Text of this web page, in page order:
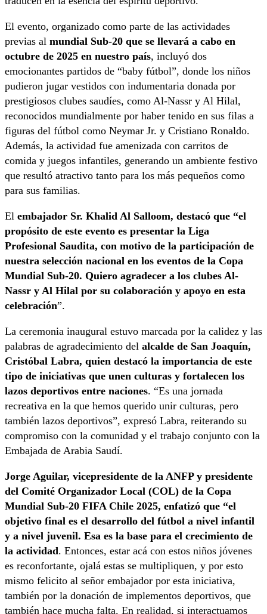
El evento, organizado como parte de las actividades
previas al mundial Sub-20 que se llevará a cabo en
octubre de 2025 en nuestro país, incluyó dos
emocionantes partidos de “baby fútbol”, donde los niños
pudieron jugar vestidos con indumentaria donada por
prestigiosos clubes saudíes, como Al-Nassr y Al Hilal,
reconocidos mundialmente por haber tenido en sus filas a
figuras del fútbol como Neymar Jr. y Cristiano Ronaldo.
Además, la actividad fue amenizada con carritos de
comida y juegos infantiles, generando un ambiente festivo
que resultó atractivo tanto para los más pequeños como
para sus familias.
El embajador Sr. Khalid Al Salloom, destacó que “el
propósito de este evento es presentar la Liga
Profesional Saudita, con motivo de la participación de
nuestra selección nacional en los eventos de la Copa
Mundial Sub-20. Quiero agradecer a los clubes Al-
Nassr y Al Hilal por su colaboración y apoyo en esta
celebración”.
La ceremonia inaugural estuvo marcada por la calidez y las
palabras de agradecimiento del alcalde de San Joaquín,
Cristóbal Labra, quien destacó la importancia de este
tipo de iniciativas que unen culturas y fortalecen los
lazos deportivos entre naciones. “Es una jornada
recreativa en la que hemos querido unir culturas, pero
también lazos deportivos”, expresó Labra, reiterando su
compromiso con la comunidad y el trabajo conjunto con la
Embajada de Arabia Saudí.
Jorge Aguilar, vicepresidente de la ANFP y presidente
del Comité Organizador Local (COL) de la Copa
Mundial Sub-20 FIFA Chile 2025, enfatizó que “el
objetivo final es el desarrollo del fútbol a nivel infantil
y a nivel juvenil. Esa es la base para el crecimiento de
la actividad. Entonces, estar acá con estos niños jóvenes
es reconfortante, ojalá estas se multipliquen, y por esto
mismo felicito al señor embajador por esta iniciativa,
también por la donación de implementos deportivos, que
también hace mucha falta. En realidad, si interactuamos